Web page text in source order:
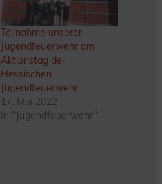
Teilnahme unserer
Jugendfeuerwehr am
Aktionstag der
Hessischen
Jugendfeuerwehr
17. Mai 2022
In "Jugendfeuerwehr"